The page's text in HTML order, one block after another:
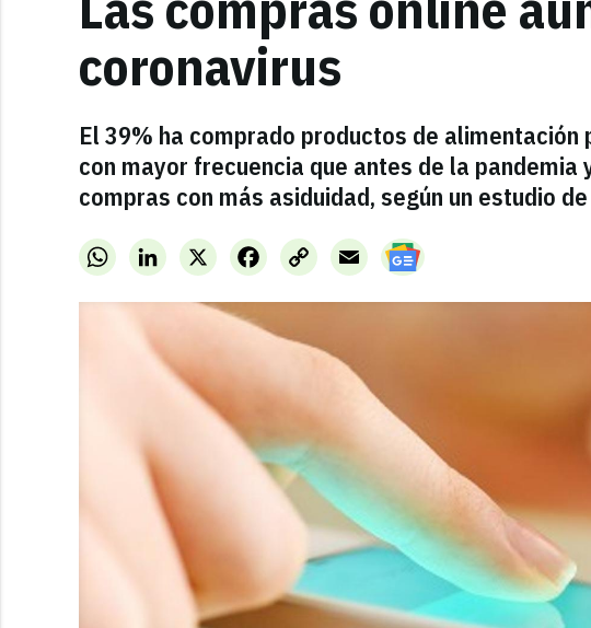
coronavirus
El 39% ha comprado productos de
con mayor frecuencia que antes de la
compras con más asiduidad, según un estudio
WhatsAppLinkedInX FacebookCopy
Link
Email